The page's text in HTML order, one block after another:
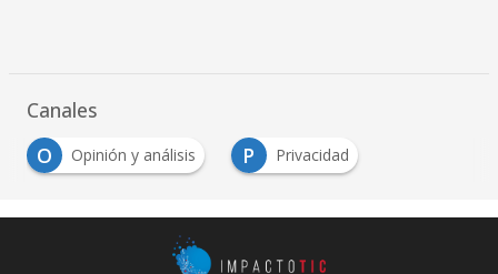
Canales
O
Opinión y análisis P Privacidad